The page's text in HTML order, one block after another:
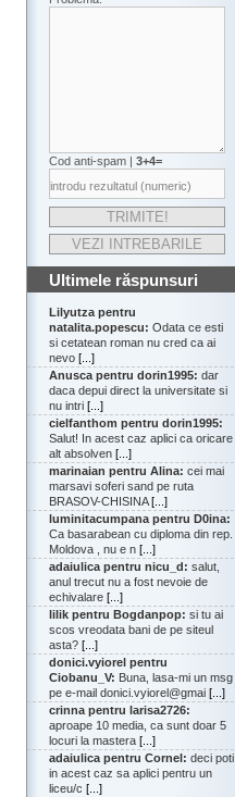
Cod anti-spam | 3+4=
Ultimele răspunsuri
Lilyutza pentru
natalita.popescu: Odata ce esti
si cetatean roman nu cred ca ai
nevo [...]
Anusca pentru dorin1995: dar
daca depui direct la universitate si
nu intri [...]
cielfanthom pentru dorin1995:
Salut! In acest caz aplici ca oricare
alt absolven [...]
marinaian pentru Alina: cei mai
marsavi soferi sand pe ruta
BRASOV-CHISINA[...]
luminitacumpana pentru D0ina:
Ca basarabean cu diploma din rep.
Moldova , nu e n [...]
adaiulica pentru nicu_d: salut,
anul trecut nu a fost nevoie de
echivalare [...]
lilik pentru Bogdanpop: si tu ai
scos vreodata bani de pe siteul
asta? [...]
donici.vyiorel pentru
Ciobanu_V: Buna, lasa-mi un msg
pe e-mail donici.vyiorel@gmai [...]
crinna pentru larisa2726:
aproape 10 media, ca sunt doar 5
locuri la mastera [...]
adaiulica pentru Cornel: deci poti
in acest caz sa aplici pentru un
liceu/c [...]